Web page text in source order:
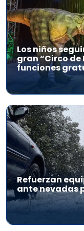
Los niños
gran “Circo
funciones
Refuerzan
ante nevadas